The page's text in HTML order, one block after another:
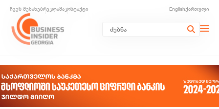
ჩვენ შესახებრეკლამაკონტაქტი Englishქართული